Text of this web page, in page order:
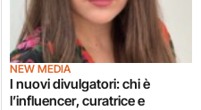
NEW MEDIA
I nuovi divulgatori: chi è
l’influencer, curatrice e